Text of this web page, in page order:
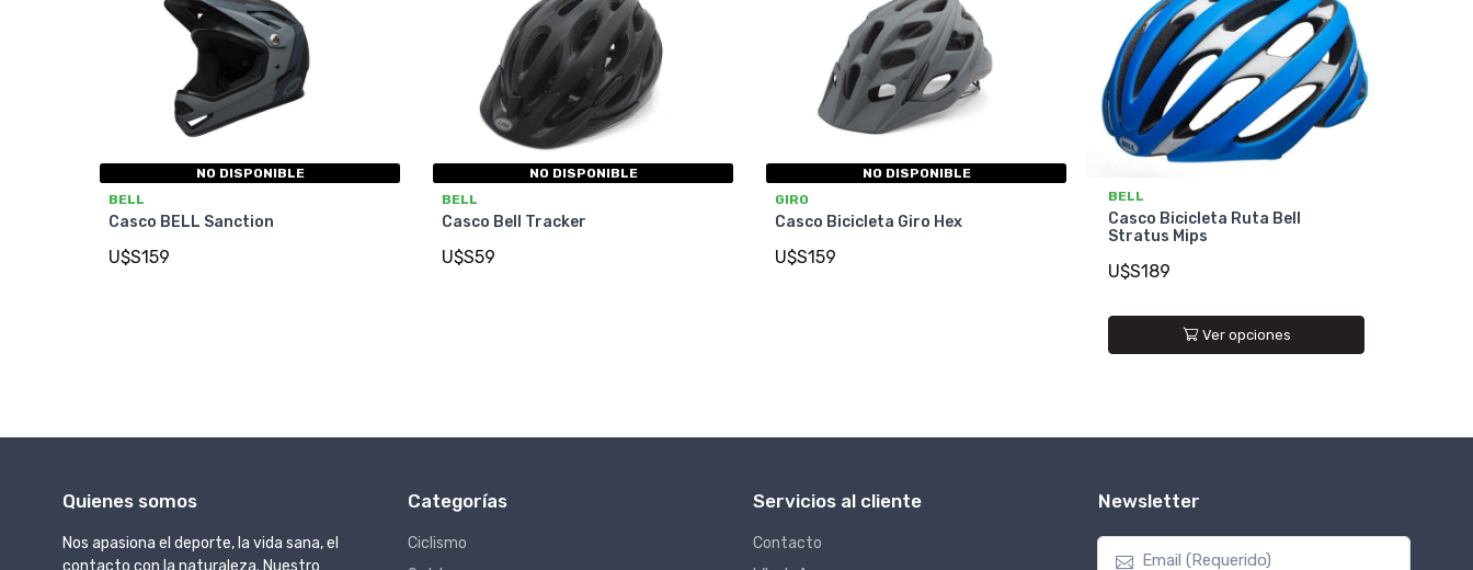
NO DISPONIBLE
BELL
Casco BELL Sanction
U$S159
NO DISPONIBLE
BELL
Casco Bell Tracker
U$S59
NO DISPONIBLE
GIRO
Casco Bicicleta Giro Hex
U$S159
BELL
Casco Bicicleta Ruta Bell
Stratus Mips
U$S189
Ver opciones
Quienes somos
Nos apasiona el deporte, la vida sana, el
contacto con la naturaleza. Nuestro
Categorías
Ciclismo
Servicios al cliente
Contacto
Newsletter